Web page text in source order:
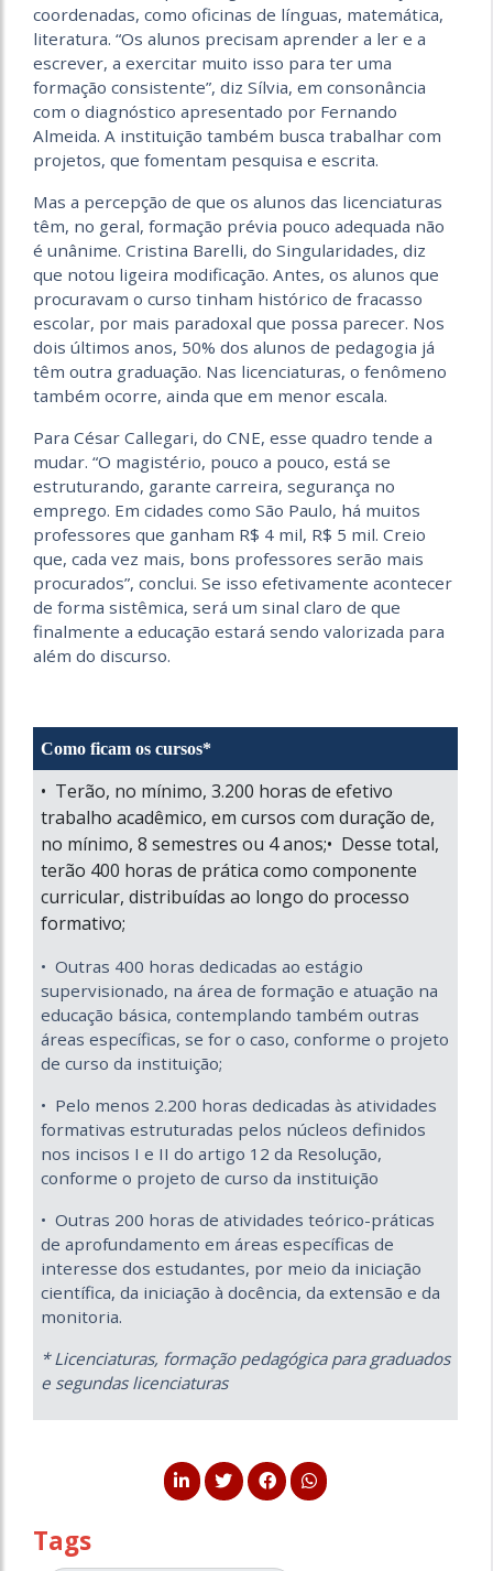
coordenadas, como oficinas de línguas, matemática,
literatura. “Os alunos precisam aprender a ler e a
escrever, a exercitar muito isso para ter uma
formação consistente”, diz Sílvia, em consonância
com o diagnóstico apresentado por Fernando
Almeida. A instituição também busca trabalhar com
projetos, que fomentam pesquisa e escrita.
Mas a percepção de que os alunos das licenciaturas
têm, no geral, formação prévia pouco adequada não
é unânime. Cristina Barelli, do Singularidades, diz
que notou ligeira modificação. Antes, os alunos que
procuravam o curso tinham histórico de fracasso
escolar, por mais paradoxal que possa parecer. Nos
dois últimos anos, 50% dos alunos de pedagogia já
têm outra graduação. Nas licenciaturas, o fenômeno
também ocorre, ainda que em menor escala.
Para César Callegari, do CNE, esse quadro tende a
mudar. “O magistério, pouco a pouco, está se
estruturando, garante carreira, segurança no
emprego. Em cidades como São Paulo, há muitos
professores que ganham R$ 4 mil, R$ 5 mil. Creio
que, cada vez mais, bons professores serão mais
procurados”, conclui. Se isso efetivamente acontecer
de forma sistêmica, será um sinal claro de que
finalmente a educação estará sendo valorizada para
além do discurso.
Como ficam os cursos*
• Terão, no mínimo, 3.200 horas de efetivo
trabalho acadêmico, em cursos com duração de,
no mínimo, 8 semestres ou 4 anos;• Desse total,
terão 400 horas de prática como componente
curricular, distribuídas ao longo do processo
formativo;
• Outras 400 horas dedicadas ao estágio
supervisionado, na área de formação e atuação na
educação básica, contemplando também outras
áreas específicas, se for o caso, conforme o projeto
de curso da instituição;
• Pelo menos 2.200 horas dedicadas às atividades
formativas estruturadas pelos núcleos definidos
nos incisos I e II do artigo 12 da Resolução,
conforme o projeto de curso da instituição
• Outras 200 horas de atividades teórico-práticas
de aprofundamento em áreas específicas de
interesse dos estudantes, por meio da iniciação
científica, da iniciação à docência, da extensão e da
monitoria.
* Licenciaturas, formação pedagógica para graduados
e segundas licenciaturas
Tags